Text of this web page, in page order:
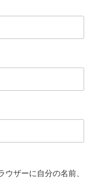
ザーに自分の名前、